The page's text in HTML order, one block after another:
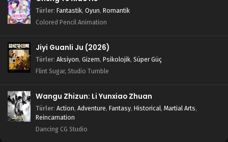
Türler: Fantastik, Oyun, Romantik
Colored Pencil Animation
Jiyi Guanli Ju (2026)
Türler: Aksiyon, Gizem, Psikolojik, Süper Güç
Flint Sugar, Studio Tumble
Wangu Zhizun: Li Yunxiao Zhuan
Türler: Action, Adventure, Fantasy, Historical, Martial Arts,
Reincarnation
Dancing CG Studio